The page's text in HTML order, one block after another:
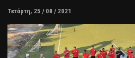
Τετάρτη, 25 / 08 / 2021